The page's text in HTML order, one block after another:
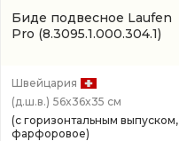
Биде подвесное Laufen
Pro (8.3095.1.000.304.1)
Швейцария
(д.ш.в.) 56x36x35 см
(с горизонтальным выпуском,
фарфоровое)